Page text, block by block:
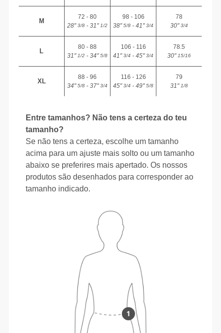
M
72 - 80
28"3/8 - 31"1/2
98 - 106
38"5/8 - 41"3/4
78
30"3/4
L
80 - 88
31"1/2 - 34"5/8
106 - 116
41"3/4 - 45"3/4
78.5
30"15/16
XL
88 - 96
34"5/8 - 37"3/4
116 - 126
45"3/4 - 49"5/8
79
31"1/8
Entre tamanhos? Não tens a certeza do teu
tamanho?
Se não tens a certeza, escolhe um tamanho
acima para um ajuste mais solto ou um tamanho
abaixo se preferires mais apertado. Os nossos
produtos são desenhados para corresponder ao
tamanho indicado.